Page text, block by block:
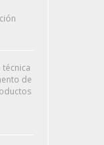
técnica
de